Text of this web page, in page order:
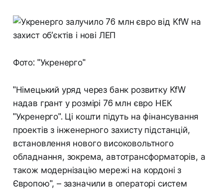
Фото: "Укренерго"
"Німецький уряд через банк розвитку KfW
надав грант у розмірі 76 млн євро НЕК
"Укренерго". Ці кошти підуть на фінансування
проектів з інженерного захисту підстанцій,
встановлення нового високовольтного
обладнання, зокрема, автотрансформаторів, а
також модернізацію мережі на кордоні з
Європою", – зазначили в операторі систем